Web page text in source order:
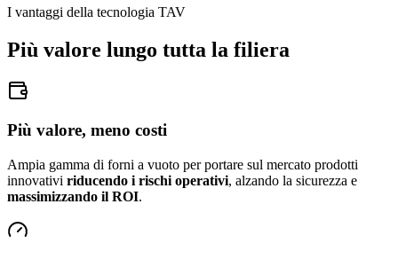
I vantaggi della tecnologia TAV
Più valore lungo tutta la filiera
Più valore, meno costi
Ampia gamma di forni a vuoto per portare sul mercato prodotti
innovativi riducendo i rischi operativi, alzando la sicurezza e
massimizzando il ROI.